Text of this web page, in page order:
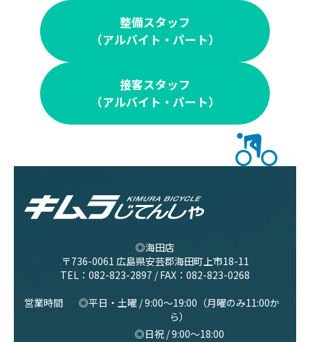
整備スタッフ
（アルバイト・パート）
接客スタッフ
（アルバイト・パート）
◎海田店
〒736-0061 広島県安芸郡海田町上市18-11
TEL： 082-823-2897 / FAX：082-823-0268
営業時間
◎平日・土曜 / 9:00〜19:00（月曜のみ11:00か
ら）
◎日祝 / 9:00〜18:00